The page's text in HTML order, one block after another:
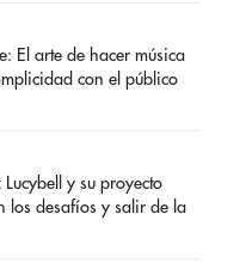
El arte de hacer música
con el público
y su proyecto
los desafíos y salir de la